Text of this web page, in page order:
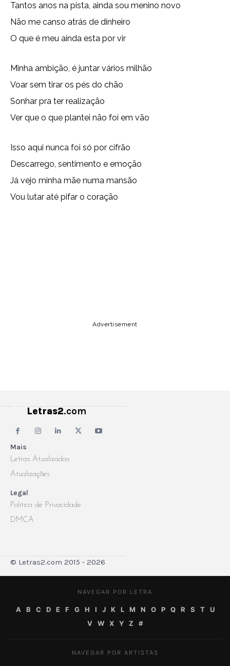
Tantos anos na pista, ainda sou menino novo
Não me canso atrás de dinheiro
O que é meu ainda esta por vir
Minha ambição, é juntar vários milhão
Voar sem tirar os pés do chão
Sonhar pra ter realização
Ver que o que plantei não foi em vão
Isso aqui nunca foi só por cifrão
Descarrego, sentimento e emoção
Já vejo minha mãe numa mansão
Vou lutar até pifar o coração
Advertisement
Mais
Letras Atualizadas
Atualizações
Legal
Politica de Privacidade
DMCA
Letras2.com
© Letras2.com 2015 - 2026
NAVEGAR POR LETRA
A B C D E F G H I J K L M N O P Q R S T
U
V
W X Y Z #
NAVEGAR POR ARTISTAS